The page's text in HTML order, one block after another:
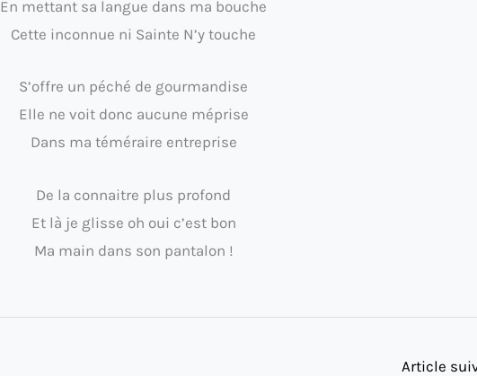
En mettant sa langue dans ma bouche
Cette inconnue ni Sainte N’y touche
S’offre un péché de gourmandise
Elle ne voit donc aucune méprise
Dans ma téméraire entreprise
De la connaitre plus profond
Et là je glisse oh oui c’est bon
Ma main dans son pantalon !
Article